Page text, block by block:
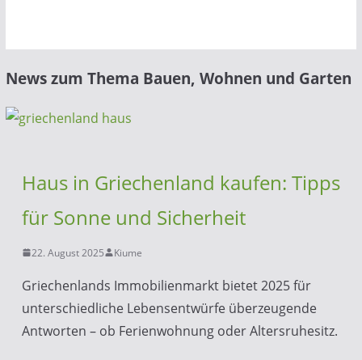
News zum Thema Bauen, Wohnen und Garten
Haus in Griechenland kaufen: Tipps
für Sonne und Sicherheit
22. August 2025 Kiume
Griechenlands Immobilienmarkt bietet 2025 für
unterschiedliche Lebensentwürfe überzeugende
Antworten – ob Ferienwohnung oder Altersruhesitz.